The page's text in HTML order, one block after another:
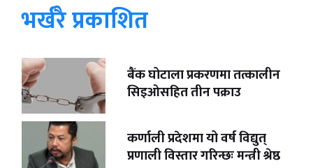
भर्खरै प्रकाशित
बैंक घोटाला प्रकरणमा तत्कालीन
सिइओसहित तीन पक्राउ
कर्णाली प्रदेशमा यो वर्ष विद्युत्
प्रणाली विस्तार गरिन्छः मन्त्री श्रेष्ठ